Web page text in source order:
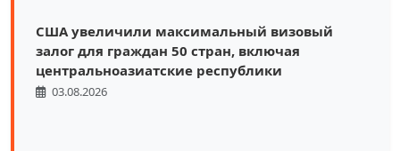
США увеличили максимальный визовый
залог для граждан 50 стран, включая
центральноазиатские республики
03.08.2026